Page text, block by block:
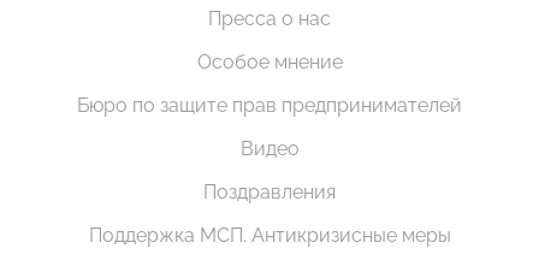
Пресса о нас
Особое мнение
Бюро по защите прав предпринимателей
Видео
Поздравления
Поддержка МСП. Антикризисные меры